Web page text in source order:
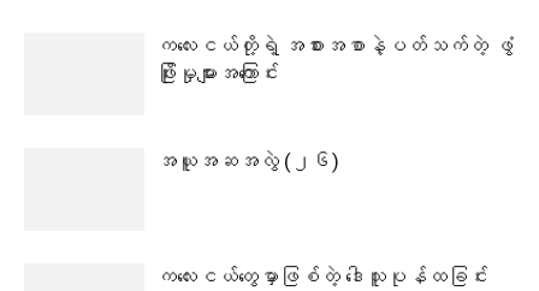
ကလေးငယ်တို့ရဲ့ အစားအစာနဲ့ပတ်သက်တဲ့ ဖွံ
ဖြိုးမှုများအကြောင်း
အယူအဆအလွဲ (၂၆)
ကလေးငယ်တွေမှာဖြစ်တဲ့ ဒေါသူပုန်ထခြင်း